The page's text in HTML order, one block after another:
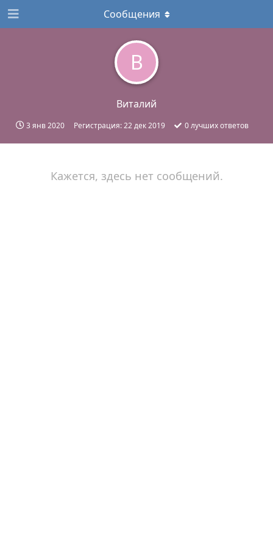
В
Виталий
3 янв 2020 Регистрация:22 дек 2019 0лучших ответов
Сообщения
Кажется, здесь нет сообщений.